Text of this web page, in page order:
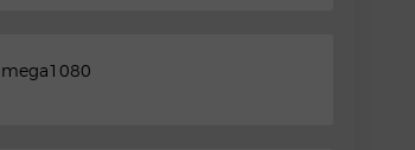
mega1080